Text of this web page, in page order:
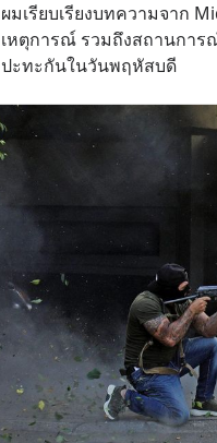
ผมเรียบเรียงบทความจาก
เหตุการณ์ รวมถึงสถานการ
ปะทะกันในวันพฤหัสบดี